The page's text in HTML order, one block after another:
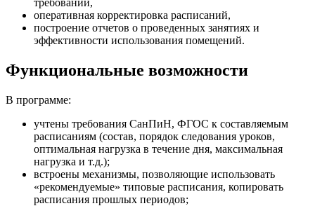
требований,
оперативная корректировка расписаний,
построение отчетов о проведенных занятиях и
эффективности использования помещений.
Функциональные возможности
В программе:
учтены требования СанПиН, ФГОС к составляемым
расписаниям (состав, порядок следования уроков,
оптимальная нагрузка в течение дня, максимальная
нагрузка и т.д.);
встроены механизмы, позволяющие использовать
«рекомендуемые» типовые расписания, копировать
расписания прошлых периодов;